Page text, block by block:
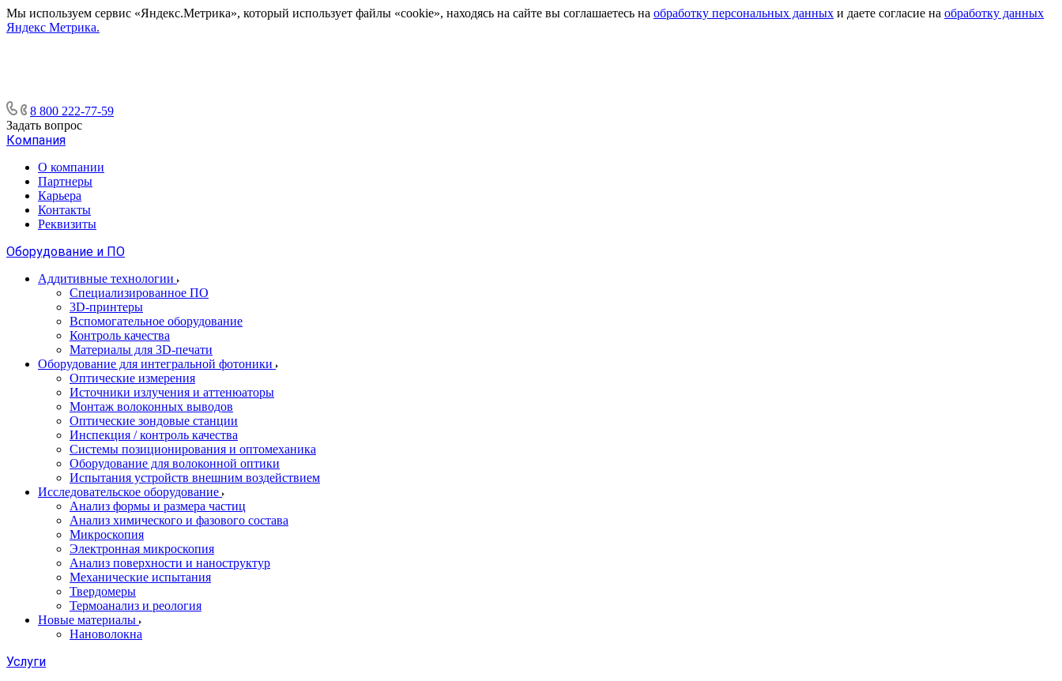
Мы используем сервис «Яндекс.Метрика», который использует файлы «cookie», находясь на сайте вы соглашаетесь на обработку персональных данных и даете согласие на обработку данных
Яндекс Метрика.
8 800 222-77-59
Задать вопрос
Компания
О компании
Партнеры
Карьера
Контакты
Реквизиты
Оборудование и ПО
Аддитивные технологии
Специализированное ПО
3D-принтеры
Вспомогательное оборудование
Контроль качества
Материалы для 3D-печати
Оборудование для интегральной фотоники
Оптические измерения
Источники излучения и аттенюаторы
Монтаж волоконных выводов
Оптические зондовые станции
Инспекция / контроль качества
Системы позиционирования и оптомеханика
Оборудование для волоконной оптики
Испытания устройств внешним воздействием
Исследовательское оборудование
Анализ формы и размера частиц
Анализ химического и фазового состава
Микроскопия
Электронная микроскопия
Анализ поверхности и наноструктур
Механические испытания
Твердомеры
Термоанализ и реология
Новые материалы
Нановолокна
Услуги